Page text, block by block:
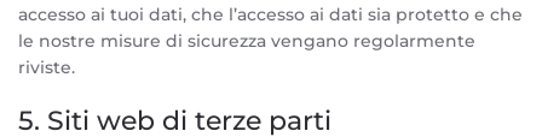
accesso ai tuoi dati, che l’accesso ai dati sia protetto e che
le nostre misure di sicurezza vengano regolarmente
riviste.
5. Siti web di terze parti